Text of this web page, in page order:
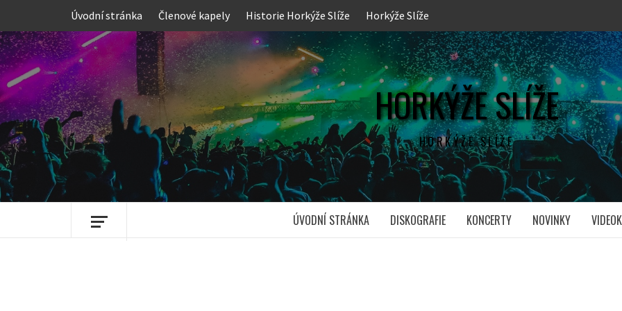
content
Úvodní stránka Členové kapely Historie Horkýže Slíže Horkýže Slíže
HORKÝŽE SLÍŽE
HORKÝŽE SLÍŽE
ÚVODNÍ STRÁNKA DISKOGRAFIE KONCERTY NOVINKY